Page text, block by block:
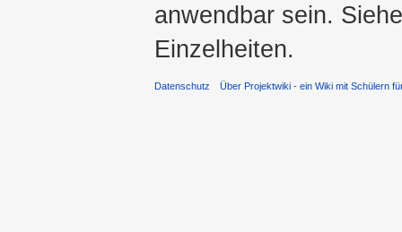
anwendbar sein.
Einzelheiten.
Datenschutz Über Projektwiki - ein Wiki mit Schülern